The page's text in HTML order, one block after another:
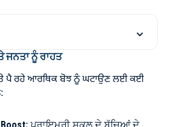
ਨੂੰ ਰਾਹਤ
ਪੈ ਰਹੇ ਆਰਥਿਕ ਬੋਝ ਨੂੰ ਘਟਾਉਣ ਲਈ ਕਈ